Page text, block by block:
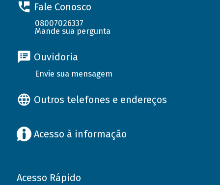
Fale Conosco
08007026337
Mande sua pergunta
Ouvidoria
Envie sua mensagem
Outros telefones e endereços
Acesso à informação
Acesso Rápido